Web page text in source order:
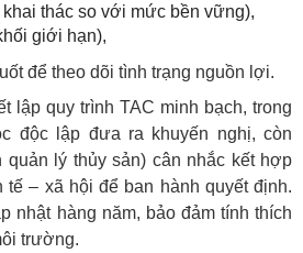
thác so với mức bền vững),
giới hạn),
để theo dõi tình trạng nguồn lợi.
lập quy trình TAC minh bạch, trong
độc lập đưa ra khuyến nghị, còn
quản lý thủy sản) cân nhắc kết hợp
tế – xã hội để ban hành quyết định.
nhật hàng năm, bảo đảm tính thích
trường.